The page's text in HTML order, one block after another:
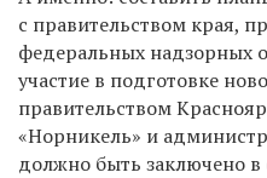
с правительством края,
федеральных надзорных
участие в подготовке
правительством
«Норникель» и
должно быть заключено в